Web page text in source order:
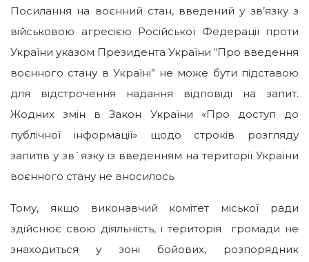
Посилання на воєнний стан, введений у зв’язку з
військовою агресією Російської Федерації проти
України указом Президента України “Про введення
воєнного стану в Україні” не може бути підставою
для відстрочення надання відповіді на запит.
Жодних змін в Закон України «Про доступ до
публічної інформації» щодо строків розгляду
запитів у зв`язку із введенням на території України
воєнного стану не вносилось.
Тому, якщо виконавчий комітет міської ради
здійснює свою діяльність, і територія громади не
знаходиться у зоні бойових, розпорядник